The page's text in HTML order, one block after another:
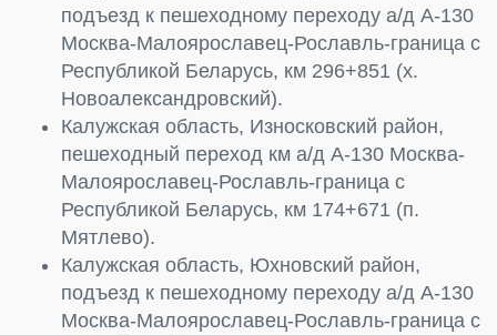
подъезд к пешеходному переходу а/д А-130
Москва-Малоярославец-Рославль-граница с
Республикой Беларусь, км 296+851 (х.
Новоалександровский).
Калужская область, Износковский район,
пешеходный переход км а/д А-130 Москва-
Малоярославец-Рославль-граница с
Республикой Беларусь, км 174+671 (п.
Мятлево).
Калужская область, Юхновский район,
подъезд к пешеходному переходу а/д А-130
Москва-Малоярославец-Рославль-граница с